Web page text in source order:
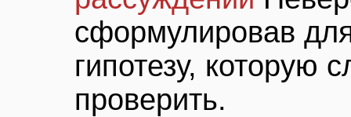
сформулировав
гипотезу, которую
проверить.